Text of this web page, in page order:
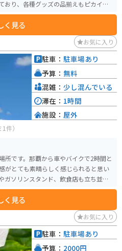
り、各種グッズの品揃えもピカイチ。
ます。
く見る
お気に入り
1件）
所です。那覇から車やバイクで2時間と
がとても素晴らしく感じられると思い
ガソリンスタンド、飲食店も立ち並ぶ
す。日頃の雑踏を忘れて、景色を眺めて
く見る
駐車： 駐車場あり
予算： 無料
混雑： 少し混んでいる
滞在： 1時間
施設： 屋外
お気に入り
駐車： 駐車場あり
予算： 2000円